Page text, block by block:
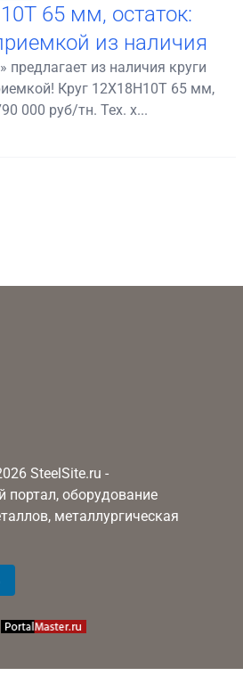
65 мм, остаток:
из наличия
из наличия круги
Круг 12Х18Н10Т 65 мм,
000 руб/тн. Тех. х...
SteelSite.ru -
портал, оборудование
металлургическая